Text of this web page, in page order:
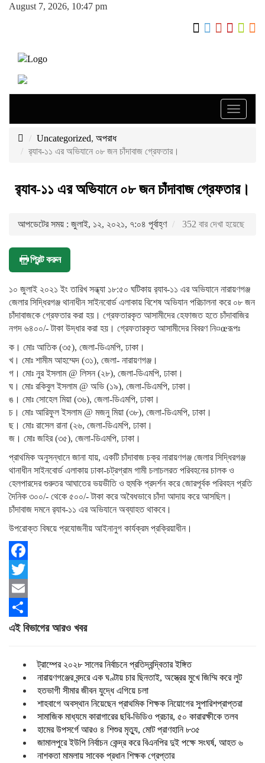
August 7, 2026, 10:47 pm
Toggle
Uncategorized, অপরাধ
র‌্যাব-১১ এর অভিযানে ০৮ জন চাঁদাবাজ গ্রেফতার।
র‌্যাব-১১ এর অভিযানে ০৮ জন চাঁদাবাজ গ্রেফতার।
আপডেটের সময় : জুলাই, ১২, ২০২১, ৭:০৪ পূর্বাহ্ণ 352 বার দেখা হয়েছে
প্রিন্ট করুন
১০ জুলাই ২০২১ ইং তারিখ সন্ধ্যা ১৮:৫০ ঘটিকায় র‌্যাব-১১ এর অভিযানে নারায়ণগঞ্জ
জেলার সিদ্ধিরগঞ্জ থানাধীন সাইনবোর্ড এলাকায় বিশেষ অভিযান পরিচালনা করে ০৮ জন
চাঁদাবাজকে গ্রেফতার করা হয়। গ্রেফতারকৃত আসামীদের হেফাজত হতে চাঁদাবাজির
নগদ ৬৪০০/- টাকা উদ্ধার করা হয়। গ্রেফতারকৃত আসামীদের বিবরণ নি¤œরূপঃ
ক। মোঃ আতিক (৩৫), জেলা-ডিএমপি, ঢাকা।
খ। মোঃ শামীম আহম্মেদ (৩১), জেলা- নারায়ণগঞ্জ।
গ। মোঃ নুর ইসলাম @ লিসন (২৮), জেলা-ডিএমপি, ঢাকা।
ঘ। মোঃ রকিবুল ইসলাম @ অভি (১৯), জেলা-ডিএমপি, ঢাকা।
ঙ। মোঃ সোহেল মিয়া (৩৬), জেলা-ডিএমপি, ঢাকা।
চ। মোঃ আরিফুল ইসলাম @ মজনু মিয়া (৩৮), জেলা-ডিএমপি, ঢাকা।
ছ। মোঃ রাসেল রানা (২৬, জেলা-ডিএমপি, ঢাকা।
জ। মোঃ জহির (৩৫), জেলা-ডিএমপি, ঢাকা।
প্রাথমিক অনুসন্ধানে জানা যায়, একটি চাঁদাবাজ চক্র নারায়ণগঞ্জ জেলার সিদ্ধিরগঞ্জ
থানাধীন সাইনবোর্ড এলাকায় ঢাকা-চট্রগ্রাম গামী চলাচলরত পরিবহনের চালক ও
হেলপারদের গুরুতর আঘাতের ভয়ভীতি ও হুমকি প্রদর্শন করে জোরপূর্বক পরিবহন প্রতি
দৈনিক ৩০০/- থেকে ৫০০/- টাকা করে অবৈধভাবে চাঁদা আদায় করে আসছিল।
চাঁদাবাজ দমনে র‌্যাব-১১ এর অভিযানে অব্যাহত থাকবে।
উপরোক্ত বিষয়ে প্রযোজনীয় আইনানুগ কার্যক্রম প্রক্রিয়াধীন।
Facebook
Twitter
Email
Share
এই বিভাগের আরও খবর
ট্রাম্পের ২০২৮ সালের নির্বাচনে প্রতিদ্বন্দ্বিতার ইঙ্গিত
নারায়ণগঞ্জের বন্দরে এক ঘণ্টায় চার ছিনতাই, অস্ত্রের মুখে জিম্মি করে লুট
হতভাগী সীমার জীবন যুদ্ধে এগিয়ে চলা
শাহবাগে অবস্থান নিয়েছেন প্রাথমিক শিক্ষক নিয়োগের সুপারিশপ্রাপ্তরা
সামাজিক মাধ্যমে কারাগারের ছবি-ভিডিও প্রচার, ৫০ কারারক্ষীকে তলব
হামের উপসর্গে আরও ৪ শিশুর মৃত্যু, মোট প্রাণহানি ৮৩৫
জামালপুরে ইউপি নির্বাচন কেন্দ্র করে বিএনপির দুই পক্ষে সংঘর্ষ, আহত ৬
নাশকতা মামলায় সাবেক প্রধান শিক্ষক গ্রেপ্তার